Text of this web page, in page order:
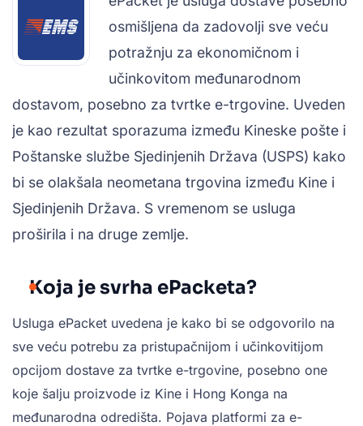
osmišljena da zadovolji sve veću
potražnju za ekonomičnom i
učinkovitom međunarodnom
dostavom, posebno za tvrtke e-trgovine. Uveden
je kao rezultat sporazuma između Kineske pošte i
Poštanske službe Sjedinjenih Država (USPS) kako
bi se olakšala neometana trgovina između Kine i
Sjedinjenih Država. S vremenom se usluga
proširila i na druge zemlje.
Koja je svrha ePacketa?
Usluga ePacket uvedena je kako bi se odgovorilo na
sve veću potrebu za pristupačnijom i učinkovitijom
opcijom dostave za tvrtke e-trgovine, posebno one
koje šalju proizvode iz Kine i Hong Konga na
međunarodna odredišta. Pojava platformi za e-